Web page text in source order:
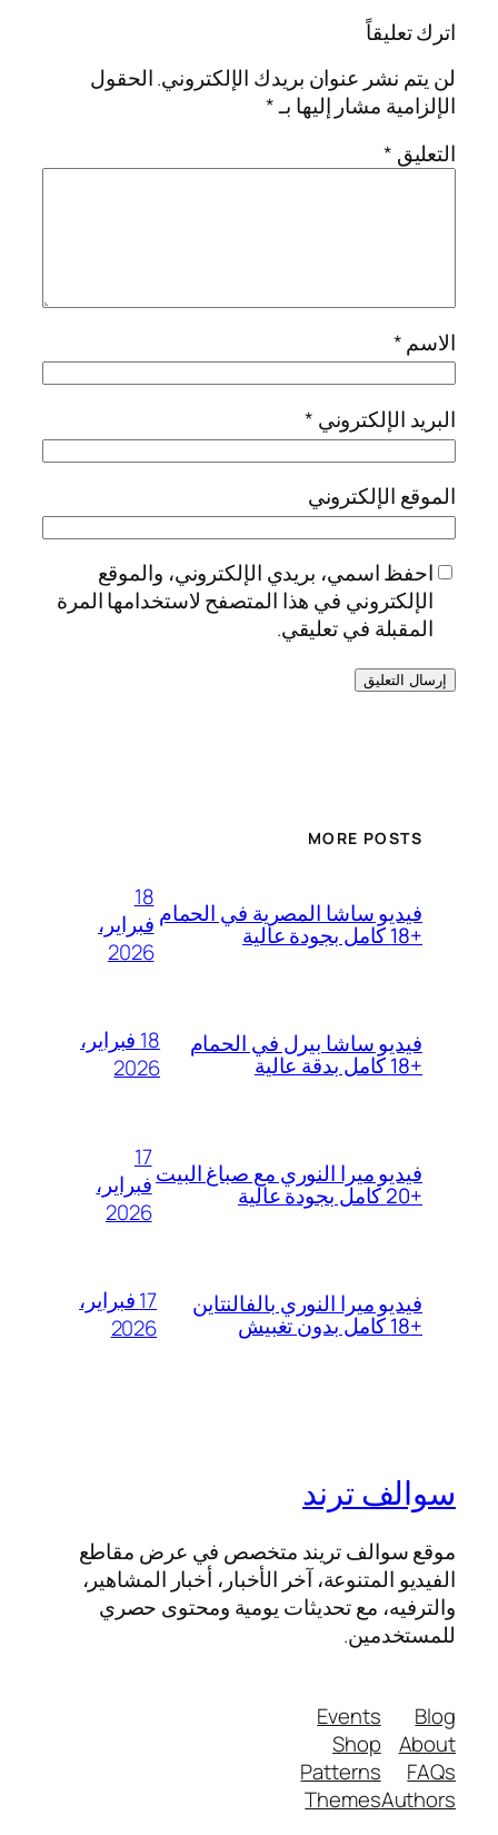
اترك تعليقاً
لن يتم نشر عنوان بريدك الإلكتروني.الحقول
الإلزامية مشار إليها بـ*
التعليق *
الاسم*
البريد الإلكتروني *
الموقع الإلكتروني
احفظ اسمي، بريدي الإلكتروني، والموقع
الإلكتروني في هذا المتصفح لاستخدامها المرة
المقبلة في تعليقي.
MORE POSTS
فيديو ساشا المصرية في الحمام
+18 كامل بجودة عالية
18
فبراير،
2026
فيديو ساشا بيرل في الحمام
+18 كامل بدقة عالية
18 فبراير،
2026
فيديو ميرا النوري مع صباغ البيت
+20 كامل بجودة عالية
17
فبراير،
2026
فيديو ميرا النوري بالفالنتاين
+18 كامل بدون تغبيش
17 فبراير،
2026
سوالف ترند
موقع سوالف تريند متخصص في عرض مقاطع
الفيديو المتنوعة، آخر الأخبار، أخبار المشاهير،
والترفيه، مع تحديثات يومية ومحتوى حصري
للمستخدمين.
Blog
About
FAQs
Authors
Events
Shop
Patterns
Themes